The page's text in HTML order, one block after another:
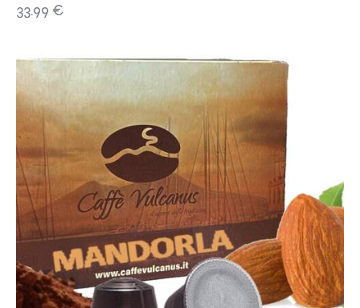
33.99 €